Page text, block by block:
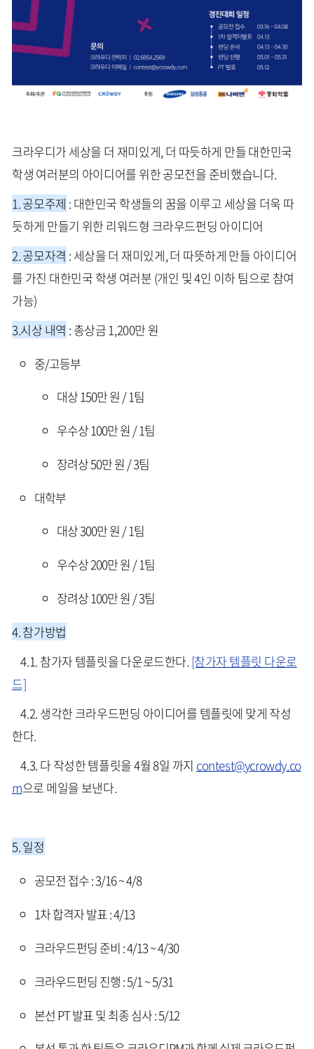
크라우디가 세상을 더 재미있게, 더 따듯하게 만들 대한민국
학생 여러분의 아이디어를 위한 공모전을 준비했습니다.
1. 공모주제 : 대한민국 학생들의 꿈을 이루고 세상을 더욱 따
듯하게 만들기 위한 리워드형 크라우드펀딩 아이디어
2. 공모자격 : 세상을 더 재미있게, 더 따뜻하게 만들 아이디어
를 가진 대한민국 학생 여러분 (개인 및 4인 이하 팀으로 참여
가능)
3.시상 내역 : 총상금 1,200만 원
중/고등부
대상 150만 원 / 1팀
우수상 100만 원 / 1팀
장려상 50만 원 / 3팀
대학부
대상 300만 원 / 1팀
우수상 200만 원 / 1팀
장려상 100만 원 / 3팀
4. 참가방법
4.1. 참가자 템플릿을 다운로드한다. [참가자 템플릿 다운로
드]
4.2. 생각한 크라우드펀딩 아이디어를 템플릿에 맞게 작성
한다.
4.3. 다 작성한 템플릿을 4월 8일 까지 contest@ycrowdy.co
m으로 메일을 보낸다.
5. 일정
공모전 접수 : 3/16 ~ 4/8
1차 합격자 발표 : 4/13
크라우드펀딩 준비 : 4/13 ~ 4/30
크라우드펀딩 진행 : 5/1 ~ 5/31
본선 PT 발표 및 최종 심사 : 5/12